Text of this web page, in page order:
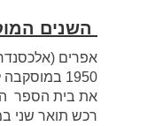
השנים
אפרים
1950
רכש תואר שני